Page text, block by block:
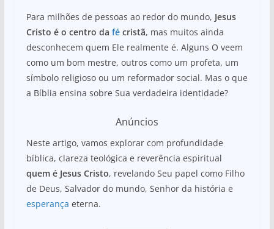
Para milhões de pessoas ao redor do mundo, Jesus
Cristo é o centro da fécristã, mas muitos ainda
desconhecem quem Ele realmente é. Alguns O veem
como um bom mestre, outros como um profeta, um
símbolo religioso ou um reformador social. Mas o que
a Bíblia ensina sobre Sua verdadeira identidade?
Anúncios
Neste artigo, vamos explorar com profundidade
bíblica, clareza teológica e reverência espiritual
quem é Jesus Cristo, revelando Seu papel como Filho
de Deus, Salvador do mundo, Senhor da história e
esperança eterna.